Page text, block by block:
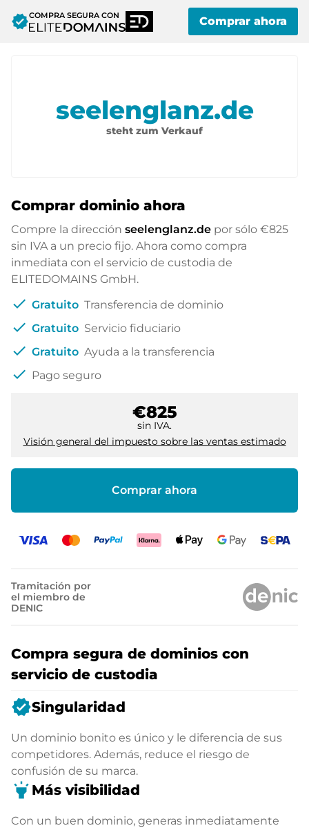
verifiedCOMPRA SEGURA CON Comprar ahora
seelenglanz.de
steht zum Verkauf
Comprar dominio ahora
Compre la dirección seelenglanz.de por sólo €825
sin IVA a un precio fijo. Ahora como compra
inmediata con el servicio de custodia de
ELITEDOMAINS GmbH.
check Gratuito Transferencia de dominio
check Gratuito Servicio fiduciario
check Gratuito Ayuda a la transferencia
check Pago seguro
€825
sin IVA.
Visión general del impuesto sobre las ventas estimado
Comprar ahora
Tramitación por
el miembro de
DENIC
Compra segura de dominios con
servicio de custodia
verifiedSingularidad
Un dominio bonito es único y le diferencia de sus
competidores. Además, reduce el riesgo de
confusión de su marca.
highlight Más visibilidad
Con un buen dominio, generas inmediatamente